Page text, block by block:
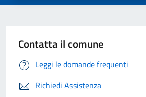
Contatta il comune
Leggi le domande frequenti
Richiedi Assistenza